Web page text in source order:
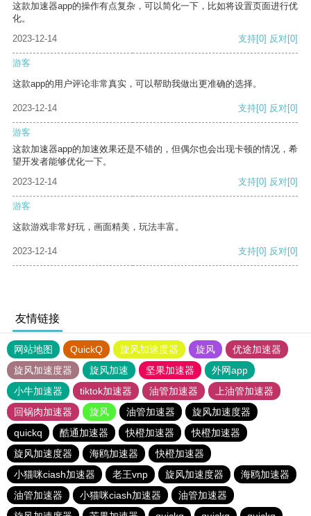
这款加速器app的操作有点复杂，可以简化一下，比如将设置页面进行优
化。
2023-12-14
支持[0] 反对[0]
游客
这款app的用户评论非常真实，可以帮助我做出更准确的选择。
2023-12-14 支持[0] 反对[0]
游客
这款加速器app的加速效果还是不错的，但偶尔也会出现卡顿的情况，希
望开发者能够优化一下。
2023-12-14
支持[0] 反对[0]
游客
这款游戏非常好玩，画面精美，玩法丰富。
2023-12-14 支持[0] 反对[0]
友情链接
网站地图 QuickQ 旋风加速度器 旋风
优途加速器
旋风加速度器
旋风加速 坚果加速器
外网app
小牛加速器
tiktok加速器 油管加速器
上油管加速器
回锅肉加速器
旋风 油管加速器
旋风加速度器
quickq
酷通加速器 快橙加速器
快橙加速器
旋风加速度器
海鸥加速器
快橙加速器
小猫咪ciash加速器
老王vnp 旋风加速度器
海鸥加速器
油管加速器
小猫咪ciash加速器
油管加速器